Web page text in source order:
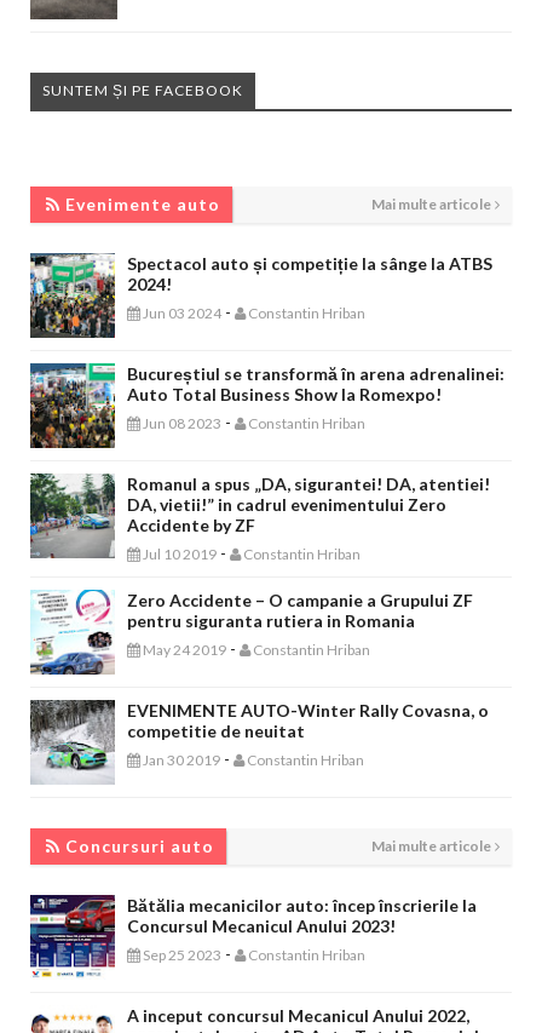
SUNTEM ȘI PE FACEBOOK
Evenimente auto Mai multe articole
Spectacol auto și competiție la sânge la ATBS
2024!
Jun 03 2024 - Constantin Hriban
Bucureștiul se transformă în arena adrenalinei:
Auto Total Business Show la Romexpo!
Jun 08 2023 - Constantin Hriban
Romanul a spus „DA, sigurantei! DA, atentiei!
DA, vietii!” in cadrul evenimentului Zero
Accidente by ZF
Jul 10 2019 - Constantin Hriban
Zero Accidente – O campanie a Grupului ZF
pentru siguranta rutiera in Romania
May 24 2019 - Constantin Hriban
EVENIMENTE AUTO-Winter Rally Covasna, o
competitie de neuitat
Jan 30 2019 - Constantin Hriban
Concursuri auto Mai multe articole
Bătălia mecanicilor auto: încep înscrierile la
Concursul Mecanicul Anului 2023!
Sep 25 2023 - Constantin Hriban
A inceput concursul Mecanicul Anului 2022,